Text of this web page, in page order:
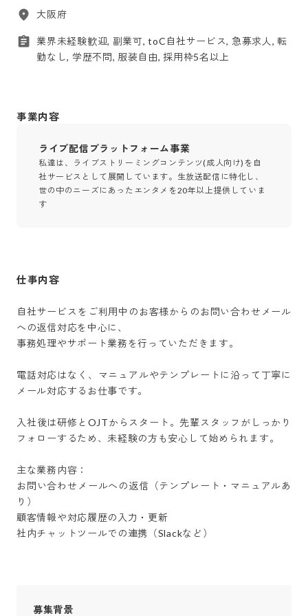
大阪府
業界未経験歓迎, 副業可, toC自社サービス, 急募求人, 転
勤なし, 学歴不問, 服装自由, 採用枠5名以上
事業内容
ライブ配信プラットフォーム事業
私達は、ライブストリーミングコンテンツ(成人向け)を自
社サービスとして展開しています。生放送配信に特化し、
世の中のニーズにあったエンタメを20年以上提供していま
す
仕事内容
自社サービスをご利用中のお客様からのお問い合わせメール
への返信対応を中心に、
事務処理やサポート業務を行っていただきます。
電話対応はなく、マニュアルやテンプレートに沿って丁寧に
メール対応するお仕事です。
入社後は研修とOJTからスタート。先輩スタッフがしっかり
フォローするため、未経験の方も安心して始められます。
主な業務内容：
お問い合わせメールへの返信（テンプレート・マニュアルあ
り）
顧客情報や対応履歴の入力・更新
社内チャットツールでの連携（Slackなど）
募集背景